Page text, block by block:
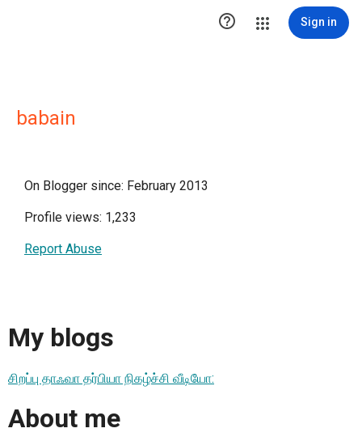
 Sign in
babain
On Blogger since: February 2013
Profile views: 1,233
Report Abuse
My blogs
சிறப்பு தாஃவா தர்பியா நிகழ்ச்சி வீடியோ:
About me